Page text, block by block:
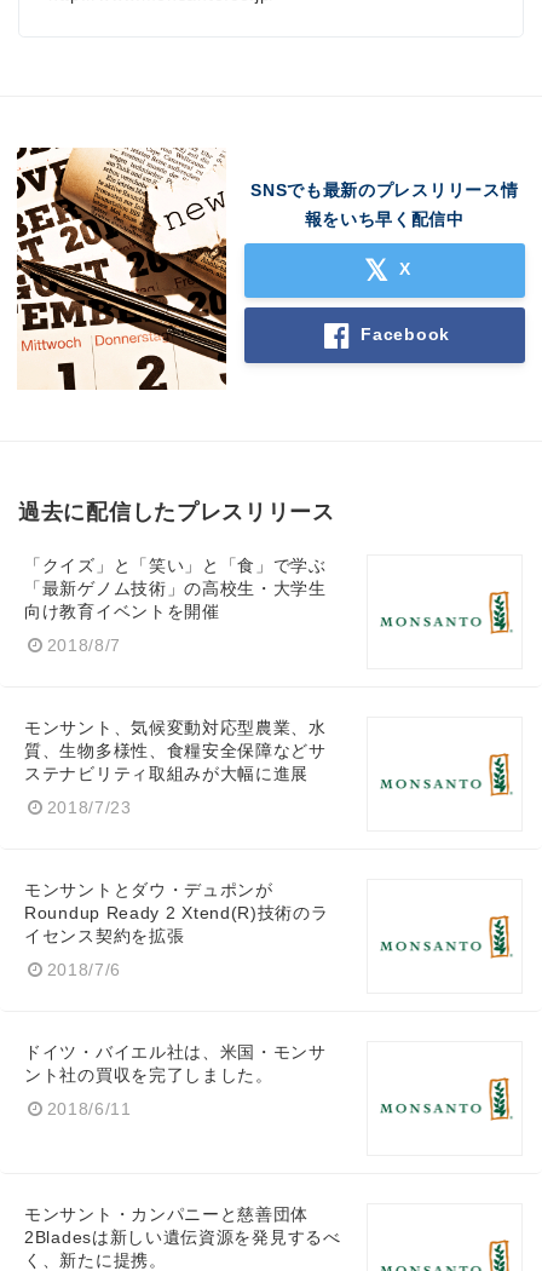
SNSでも最新のプレスリリース情
報をいち早く配信中
X
Facebook
過去に配信したプレスリリース
「クイズ」と「笑い」と「食」で学ぶ
「最新ゲノム技術」の高校生・大学生
向け教育イベントを開催
2018/8/7
モンサント、気候変動対応型農業、水
質、生物多様性、食糧安全保障などサ
ステナビリティ取組みが大幅に進展
2018/7/23
モンサントとダウ・デュポンが
Roundup Ready 2 Xtend(R)技術のラ
イセンス契約を拡張
2018/7/6
ドイツ・バイエル社は、米国・モンサ
ント社の買収を完了しました。
2018/6/11
モンサント・カンパニーと慈善団体
2Bladesは新しい遺伝資源を発見するべ
く、新たに提携。